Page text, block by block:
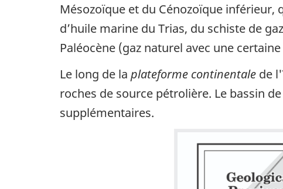
Mésozoïque et du Cénozoïque
d’huile marine du Trias, du schiste de
Paléocène (gaz naturel avec une
Le long de la plateforme continentale de
roches de source pétrolière. Le bassin
supplémentaires.